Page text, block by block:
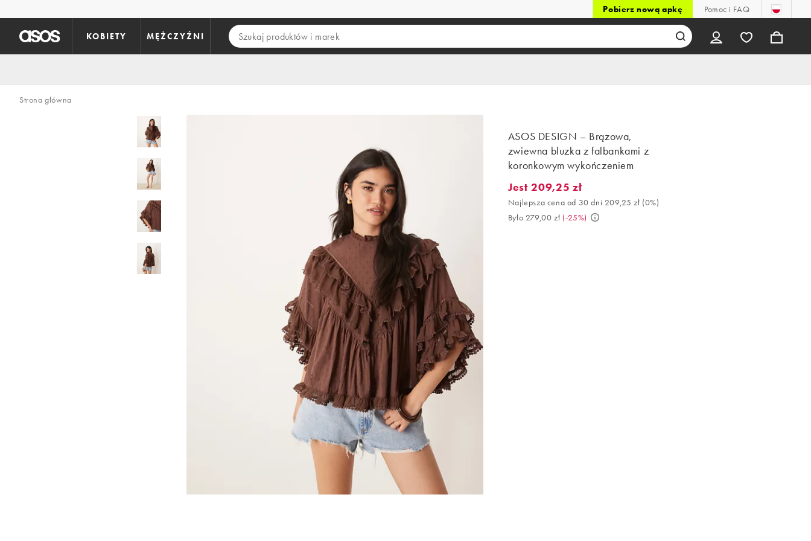
Pobierz nową apkę Pomoc i FAQ
KOBIETY MĘŻCZYŹNI
Strona główna
ASOS DESIGN – Brązowa,
zwiewna bluzka z falbankami z
koronkowym wykończeniem
Jest 209,25 zł. Najlepsza cena od 30 dni 209,25 zł (0%). Było 279,00 zł.
Jest 209,25 zł
Najlepsza cena od 30 dni 209,25 zł (0%)
Było 279,00 zł (-25%)